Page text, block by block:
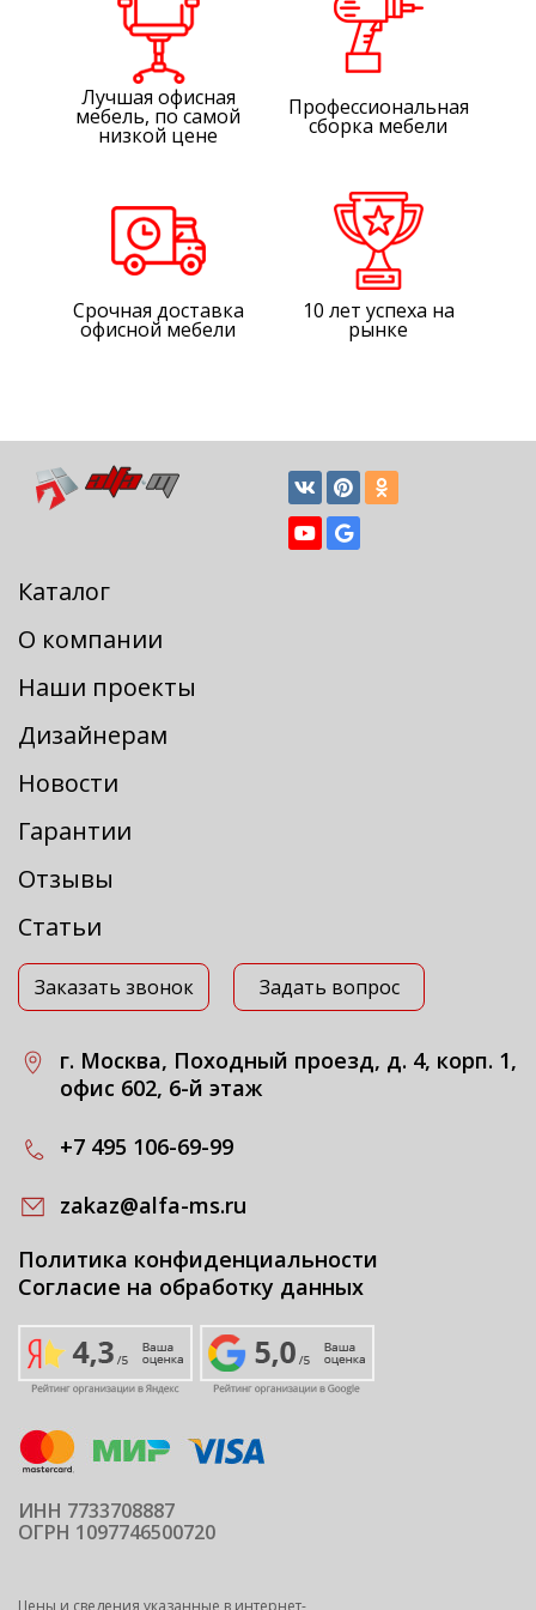
Лучшая офисная
мебель, по самой
низкой цене
Профессиональная
сборка мебели
Срочная доставка
офисной мебели
10 лет успеха на
рынке
Каталог
О компании
Наши проекты
Дизайнерам
Новости
Гарантии
Отзывы
Статьи
Заказать звонок Задать вопрос
г. Москва, Походный проезд, д. 4, корп. 1,
офис 602, 6-й этаж
+7 495 106-69-99
zakaz@alfa-ms.ru
Политика конфиденциальности
Согласие на обработку данных
ИНН 7733708887
ОГРН 1097746500720